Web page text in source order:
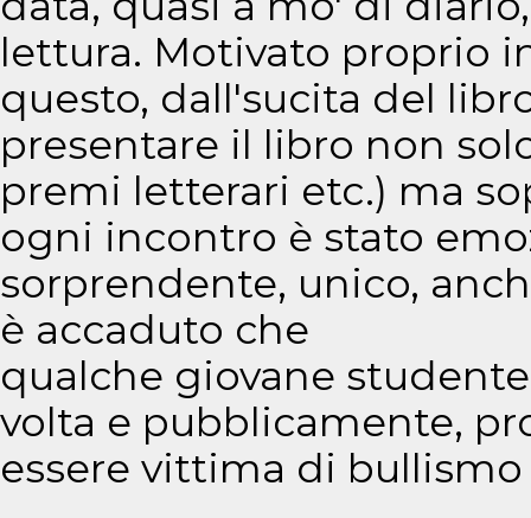
lettura. Motivato proprio
questo, dall'sucita del
presentare il libro non
premi letterari etc.) ma
ogni incontro è stato
sorprendente, unico,
è accaduto che
qualche giovane
volta e pubblicamente,
essere vittima di